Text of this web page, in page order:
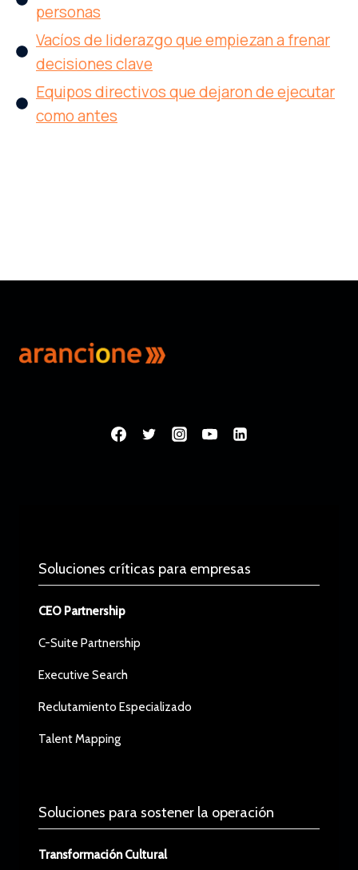
personas
Vacíos de liderazgo que empiezan a frenar
decisiones clave
Equipos directivos que dejaron de ejecutar
como antes
Soluciones críticas para empresas
CEO Partnership
C-Suite Partnership
Executive Search
Reclutamiento Especializado
Talent Mapping
Soluciones para sostener la operación
Transformación Cultural